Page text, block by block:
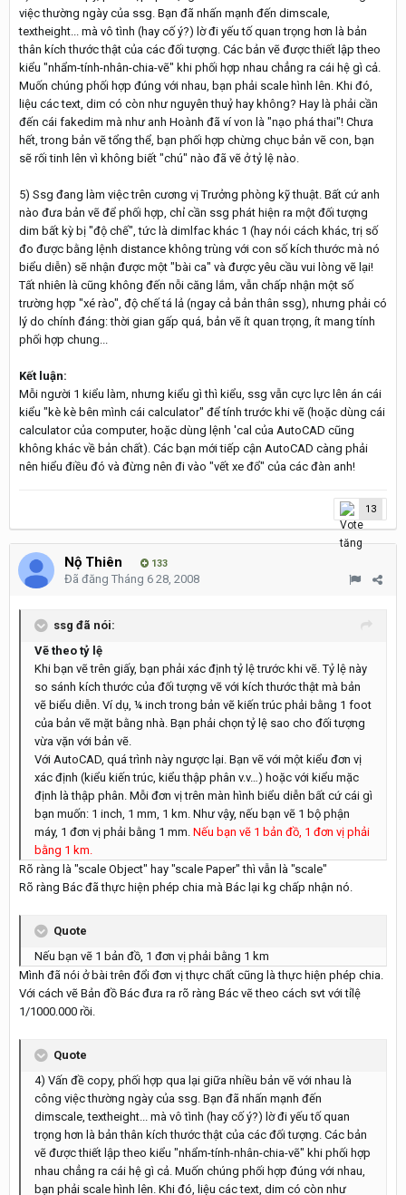
việc thường ngày của ssg. Bạn đã nhấn mạnh đến dimscale,
textheight... mà vô tình (hay cố ý?) lờ đi yếu tố quan trọng hơn là bản
thân kích thước thật của các đối tượng. Các bản vẽ được thiết lập theo
kiểu "nhẩm-tính-nhân-chia-vẽ" khi phối hợp nhau chẳng ra cái hệ gì cả.
Muốn chúng phối hợp đúng với nhau, bạn phải scale hình lên. Khi đó,
liệu các text, dim có còn như nguyên thuỷ hay không? Hay là phải cần
đến cái fakedim mà như anh Hoành đã ví von là "nạo phá thai"! Chưa
hết, trong bản vẽ tổng thể, bạn phối hợp chừng chục bản vẽ con, bạn
sẽ rối tinh lên vì không biết "chú" nào đã vẽ ở tỷ lệ nào.
5) Ssg đang làm việc trên cương vị Trưởng phòng kỹ thuật. Bất cứ anh
nào đưa bản vẽ để phối hợp, chỉ cần ssg phát hiện ra một đối tượng
dim bất kỳ bị "độ chế", tức là dimlfac khác 1 (hay nói cách khác, trị số
đo được bằng lệnh distance không trùng với con số kích thước mà nó
biểu diễn) sẽ nhận được một "bài ca" và được yêu cầu vui lòng vẽ lại!
Tất nhiên là cũng không đến nỗi căng lắm, vẫn chấp nhận một số
trường hợp "xé rào", độ chế tá lả (ngay cả bản thân ssg), nhưng phải có
lý do chính đáng: thời gian gấp quá, bản vẽ ít quan trọng, ít mang tính
phối hợp chung...
Kết luận:
Mỗi người 1 kiểu làm, nhưng kiểu gì thì kiểu, ssg vẫn cực lực lên án cái
kiểu "kè kè bên mình cái calculator" để tính trước khi vẽ (hoặc dùng cái
calculator của computer, hoặc dùng lệnh 'cal của AutoCAD cũng
không khác về bản chất). Các bạn mới tiếp cận AutoCAD càng phải
nên hiểu điều đó và đừng nên đi vào "vết xe đổ" của các đàn anh!
13
Nộ Thiên 133
Đã đăng Tháng 6 28, 2008
ssg đã nói:
Vẽ theo tỷ lệ
Khi bạn vẽ trên giấy, bạn phải xác định tỷ lệ trước khi vẽ. Tỷ lệ này
so sánh kích thước của đối tượng vẽ với kích thước thật mà bản
vẽ biểu diễn. Ví dụ, ¼ inch trong bản vẽ kiến trúc phải bằng 1 foot
của bản vẽ mặt bằng nhà. Bạn phải chọn tỷ lệ sao cho đối tượng
vừa vặn với bản vẽ.
Với AutoCAD, quá trình này ngược lại. Bạn vẽ với một kiểu đơn vị
xác định (kiểu kiến trúc, kiểu thập phân v.v…) hoặc với kiểu mặc
định là thập phân. Mỗi đơn vị trên màn hình biểu diễn bất cứ cái gì
bạn muốn: 1 inch, 1 mm, 1 km. Như vậy, nếu bạn vẽ 1 bộ phận
máy, 1 đơn vị phải bằng 1 mm. Nếu bạn vẽ 1 bản đồ, 1 đơn vị phải
bằng 1 km.
Rõ ràng là "scale Object" hay "scale Paper" thì vẫn là "scale"
Rõ ràng Bác đã thực hiện phép chia mà Bác lại kg chấp nhận nó.
Quote
Nếu bạn vẽ 1 bản đồ, 1 đơn vị phải bằng 1 km
Mình đã nói ở bài trên đổi đơn vị thực chất cũng là thực hiện phép chia.
Với cách vẽ Bản đồ Bác đưa ra rõ ràng Bác vẽ theo cách svt với tỉlệ
1/1000.000 rồi.
Quote
4) Vấn đề copy, phối hợp qua lại giữa nhiều bản vẽ với nhau là
công việc thường ngày của ssg. Bạn đã nhấn mạnh đến
dimscale, textheight... mà vô tình (hay cố ý?) lờ đi yếu tố quan
trọng hơn là bản thân kích thước thật của các đối tượng. Các bản
vẽ được thiết lập theo kiểu "nhẩm-tính-nhân-chia-vẽ" khi phối hợp
nhau chẳng ra cái hệ gì cả. Muốn chúng phối hợp đúng với nhau,
bạn phải scale hình lên. Khi đó, liệu các text, dim có còn như